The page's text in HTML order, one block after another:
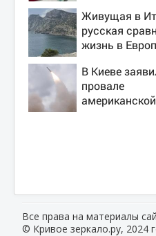
в сентябре -
PrimaMedia.ru
Живущая в
русская
жизнь в
В Киеве
провале
американской
Все права на материалы
© Кривое зеркало.ру, 2024